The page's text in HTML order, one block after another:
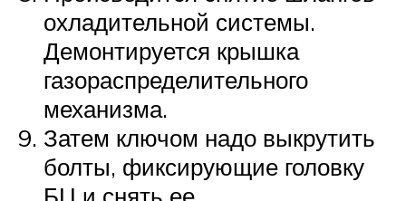
охладительной системы.
Демонтируется крышка
газораспределительного
механизма.
Затем ключом надо выкрутить
болты, фиксирующие головку